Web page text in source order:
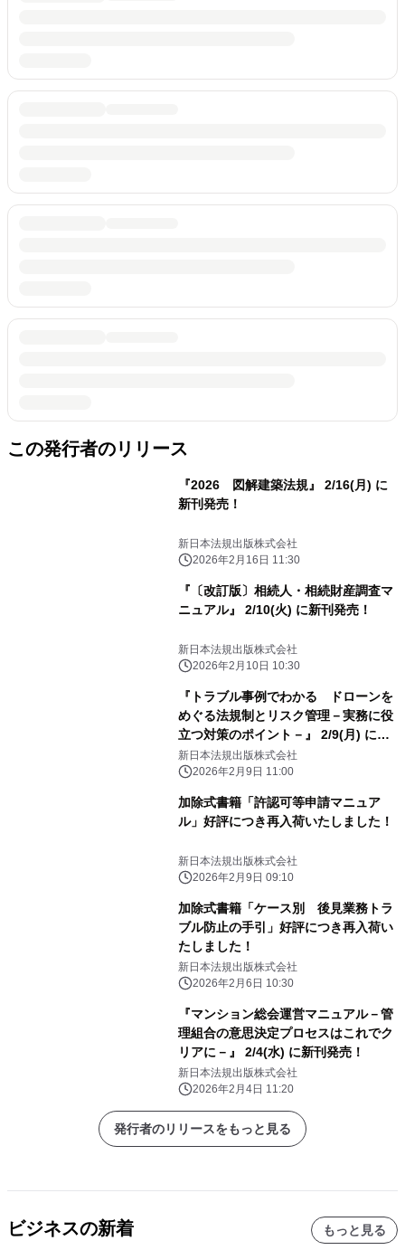
この発行者のリリース
『2026 図解建築法規』 2/16(月) に
新刊発売！
新日本法規出版株式会社
2026年2月16日 11:30
『〔改訂版〕相続人・相続財産調査マ
ニュアル』 2/10(火) に新刊発売！
新日本法規出版株式会社
2026年2月10日 10:30
『トラブル事例でわかる ドローンを
めぐる法規制とリスク管理－実務に役
立つ対策のポイント－』 2/9(月) に新
刊発売！
新日本法規出版株式会社
2026年2月9日 11:00
加除式書籍「許認可等申請マニュア
ル」好評につき再入荷いたしました！
新日本法規出版株式会社
2026年2月9日 09:10
加除式書籍「ケース別 後見業務トラ
ブル防止の手引」好評につき再入荷い
たしました！
新日本法規出版株式会社
2026年2月6日 10:30
『マンション総会運営マニュアル－管
理組合の意思決定プロセスはこれでク
リアに－』 2/4(水) に新刊発売！
新日本法規出版株式会社
2026年2月4日 11:20
発行者のリリースをもっと見る
ビジネスの新着 もっと見る